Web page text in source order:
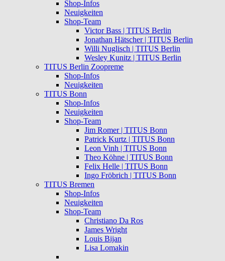
Shop-Infos
Neuigkeiten
Shop-Team
Victor Bass | TITUS Berlin
Jonathan Hätscher | TITUS Berlin
Willi Nuglisch | TITUS Berlin
Wesley Kunitz | TITUS Berlin
TITUS Berlin Zoopreme
Shop-Infos
Neuigkeiten
TITUS Bonn
Shop-Infos
Neuigkeiten
Shop-Team
Jim Romer | TITUS Bonn
Patrick Kurtz | TITUS Bonn
Leon Vinh | TITUS Bonn
Theo Köhne | TITUS Bonn
Felix Helle | TITUS Bonn
Ingo Fröbrich | TITUS Bonn
TITUS Bremen
Shop-Infos
Neuigkeiten
Shop-Team
Christiano Da Ros
James Wright
Louis Bijan
Lisa Lomakin